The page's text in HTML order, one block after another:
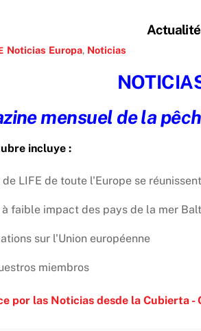
Noticias Europa, Noticias
mensuel de la
incluye :
de LIFE de toute l'Europe se
faible impact des pays de la mer
sur l'Union européenne
miembros
por las Noticias desde la Cubierta -